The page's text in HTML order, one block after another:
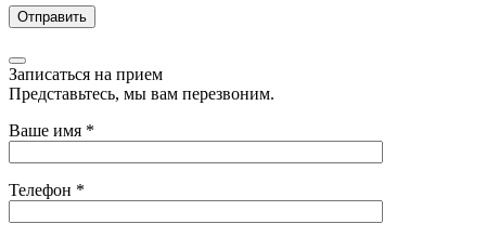
Записаться на прием
Представьтесь, мы вам перезвоним.
Ваше имя *
Телефон *